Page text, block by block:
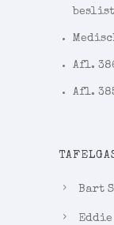
beslist
Afl.
Afl.
Bart
Eddie